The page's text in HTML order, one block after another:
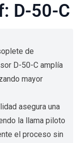
D-50-C
de
D-50-C amplía
mayor
asegura una
la llama piloto
el proceso sin